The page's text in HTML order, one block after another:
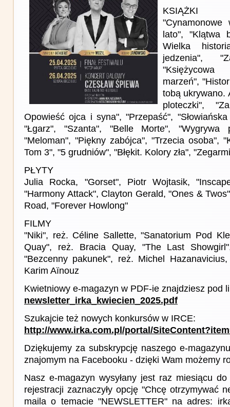
KSIĄŻKI
"Cynamonowe
lato", "Klątwa
Wielka
jedzenia",
marzeń",
tobą ukrywano.
ploteczki",
Opowieść ojca i syna", "Przepaść", "Słowiańska
"Łgarz", "Szanta", "Belle Morte", "Wygrywa
"Meloman", "Piękny zabójca", "Trzecia osoba",
Tom 3", "5 grudniów", "Błękit. Kolory zła",
PŁYTY
Julia Rocka, "Gorset", Piotr Wojtasik,
"Harmony Attack", Clayton Gerald, "Ones &
Road, "Forever Howlong"
FILMY
"Niki", reż. Céline Sallette, "Sanatorium Pod
Quay", reż. Bracia Quay, "The Last
"Bezcenny pakunek", reż. Michel
Karim Aïnouz
Kwietniowy e-magazyn w PDF-ie znajdziesz pod
newsletter_irka_kwiecien_2025.pdf
Szukajcie też nowych konkursów w IRCE:
http://www.irka.com.pl/portal/
Dziękujemy za subskrypcję naszego e-
znajomym na Facebooku - dzięki Wam możemy
Nasz e-magazyn wysyłany jest raz miesiącu
rejestracji zaznaczyły opcję "Chcę otrzymywać
maila o temacie "NEWSLETTER" na adres: